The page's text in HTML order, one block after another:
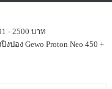
- 2500 บาท
ปอง Gewo Proton Neo 450 +